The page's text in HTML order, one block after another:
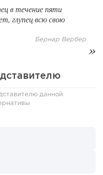
собственной
в течение пяти
глупец всю свою
Бернар Вербер
данной